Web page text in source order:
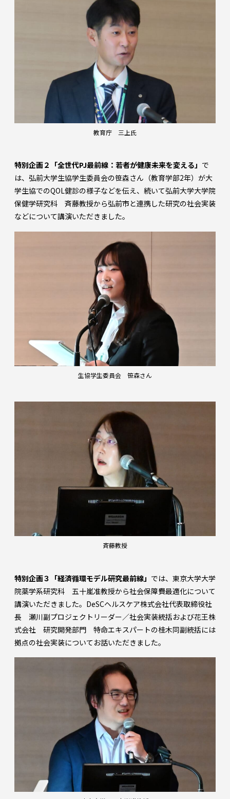
教育庁 三上氏
特別企画２「全世代PJ最前線：若者が健康未来を変える」 で
は、弘前大学生協学生委員会の笹森さん（教育学部2年）が大
学生協でのQOL健診の様子などを伝え、続いて弘前大学大学院
保健学研究科 斉藤教授から弘前市と連携した研究の社会実装
などについて講演いただきました。
生協学生委員会 笹森さん
斉藤教授
特別企画３「経済循環モデル研究最前線」 では、東京大学大学
院薬学系研究科 五十嵐准教授から社会保障費最適化について
講演いただきました。DeSCヘルスケア株式会社代表取締役社
長 瀬川副プロジェクトリーダー／社会実装統括および花王株
式会社 研究開発部門 特命エキスパートの桂木同副統括には
拠点の社会実装についてお話いただきました。